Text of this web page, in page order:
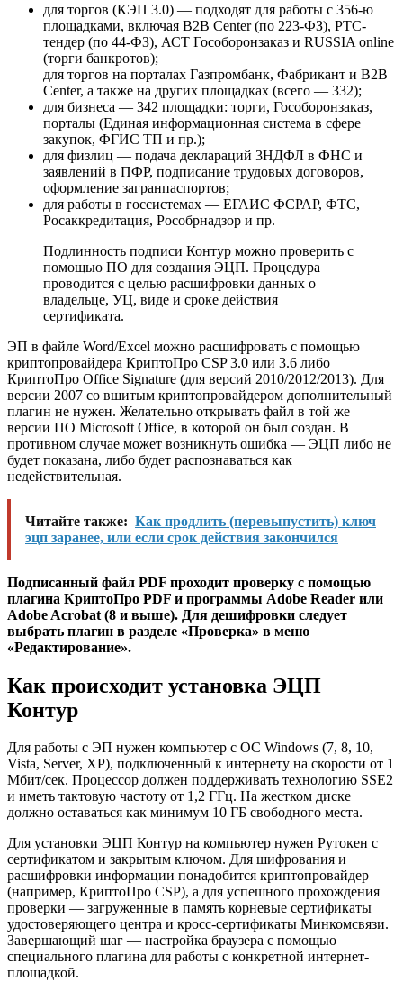
для торгов (КЭП 3.0) — подходят для работы с 356-ю
площадками, включая B2B Center (по 223-ФЗ), PTC-
тендер (по 44-ФЗ), АСТ Гособоронзаказ и RUSSIA online
(торги банкротов);
для торгов на порталах Газпромбанк, Фабрикант и B2B
Center, а также на других площадках (всего — 332);
для бизнеса — 342 площадки: торги, Гособоронзаказ,
порталы (Единая информационная система в сфере
закупок, ФГИС ТП и пр.);
для физлиц — подача деклараций 3НДФЛ в ФНС и
заявлений в ПФР, подписание трудовых договоров,
оформление загранпаспортов;
для работы в госсистемах — ЕГАИС ФСРАР, ФТС,
Росаккредитация, Рособрнадзор и пр.
Подлинность подписи Контур можно проверить с
помощью ПО для создания ЭЦП. Процедура
проводится с целью расшифровки данных о
владельце, УЦ, виде и сроке действия
сертификата.
ЭП в файле Word/Excel можно расшифровать с помощью
криптопровайдера КриптоПро CSP 3.0 или 3.6 либо
КриптоПро Office Signature (для версий 2010/2012/2013). Для
версии 2007 со вшитым криптопровайдером дополнительный
плагин не нужен. Желательно открывать файл в той же
версии ПО Microsoft Office, в которой он был создан. В
противном случае может возникнуть ошибка — ЭЦП либо не
будет показана, либо будет распознаваться как
недействительная.
Читайте также: Как продлить (перевыпустить) ключ
эцп заранее, или если срок действия закончился
Подписанный файл PDF проходит проверку с помощью
плагина КриптоПро PDF и программы Adobe Reader или
Adobe Acrobat (8 и выше). Для дешифровки следует
выбрать плагин в разделе «Проверка» в меню
«Редактирование».
Как происходит установка ЭЦП
Контур
Для работы с ЭП нужен компьютер с ОС Windows (7, 8, 10,
Vista, Server, XP), подключенный к интернету на скорости от 1
Мбит/сек. Процессор должен поддерживать технологию SSE2
и иметь тактовую частоту от 1,2 ГГц. На жестком диске
должно оставаться как минимум 10 ГБ свободного места.
Для установки ЭЦП Контур на компьютер нужен Рутокен с
сертификатом и закрытым ключом. Для шифрования и
расшифровки информации понадобится криптопровайдер
(например, КриптоПро CSP), а для успешного прохождения
проверки — загруженные в память корневые сертификаты
удостоверяющего центра и кросс-сертификаты Минкомсвязи.
Завершающий шаг — настройка браузера с помощью
специального плагина для работы с конкретной интернет-
площадкой.